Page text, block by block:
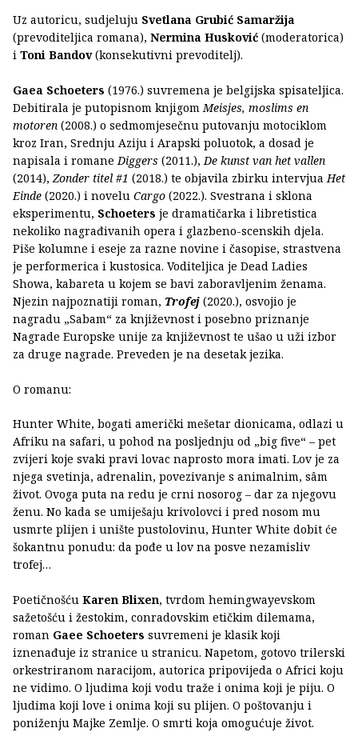
Uz autoricu, sudjeluju Svetlana Grubić Samaržija
(prevoditeljica romana), Nermina Husković (moderatorica)
i Toni Bandov(konsekutivni prevoditelj).
Gaea Schoeters (1976.) suvremena je belgijska spisateljica.
Debitirala je putopisnom knjigomMeisjes, moslims en
motoren (2008.) o sedmomjesečnu putovanju motociklom
kroz Iran, Srednju Aziju i Arapski poluotok, a dosad je
napisala i romaneDiggers (2011.),De kunst van het vallen
(2014), Zonder titel #1 (2018.) te objavila zbirku intervjuaHet
Einde (2020.) i novelu Cargo (2022.). Svestrana i sklona
eksperimentu, Schoeters je dramatičarka i libretistica
nekoliko nagrađivanih opera i glazbeno-scenskih djela.
Piše kolumne i eseje za razne novine i časopise, strastvena
je performerica i kustosica. Voditeljica je Dead Ladies
Showa, kabareta u kojem se bavi zaboravljenim ženama.
Njezin najpoznatiji roman, Trofej (2020.), osvojio je
nagradu „Sabam“ za književnost i posebno priznanje
Nagrade Europske unije za književnost te ušao u uži izbor
za druge nagrade. Preveden je na desetak jezika.
O romanu:
Hunter White, bogati američki mešetar dionicama, odlazi u
Afriku na safari, u pohod na posljednju od „big five“ – pet
zvijeri koje svaki pravi lovac naprosto mora imati. Lov je za
njega svetinja, adrenalin, povezivanje s animalnim, sâm
život. Ovoga puta na redu je crni nosorog – dar za njegovu
ženu. No kada se umiješaju krivolovci i pred nosom mu
usmrte plijen i unište pustolovinu, Hunter White dobit će
šokantnu ponudu: da pođe u lov na posve nezamisliv
trofej…
Poetičnošću Karen Blixen, tvrdom hemingwayevskom
sažetošću i žestokim, conradovskim etičkim dilemama,
roman Gaee Schoeters suvremeni je klasik koji
iznenađuje iz stranice u stranicu. Napetom, gotovo trilerski
orkestriranom naracijom, autorica pripovijeda o Africi koju
ne vidimo. O ljudima koji vodu traže i onima koji je piju. O
ljudima koji love i onima koji su plijen. O poštovanju i
poniženju Majke Zemlje. O smrti koja omogućuje život.